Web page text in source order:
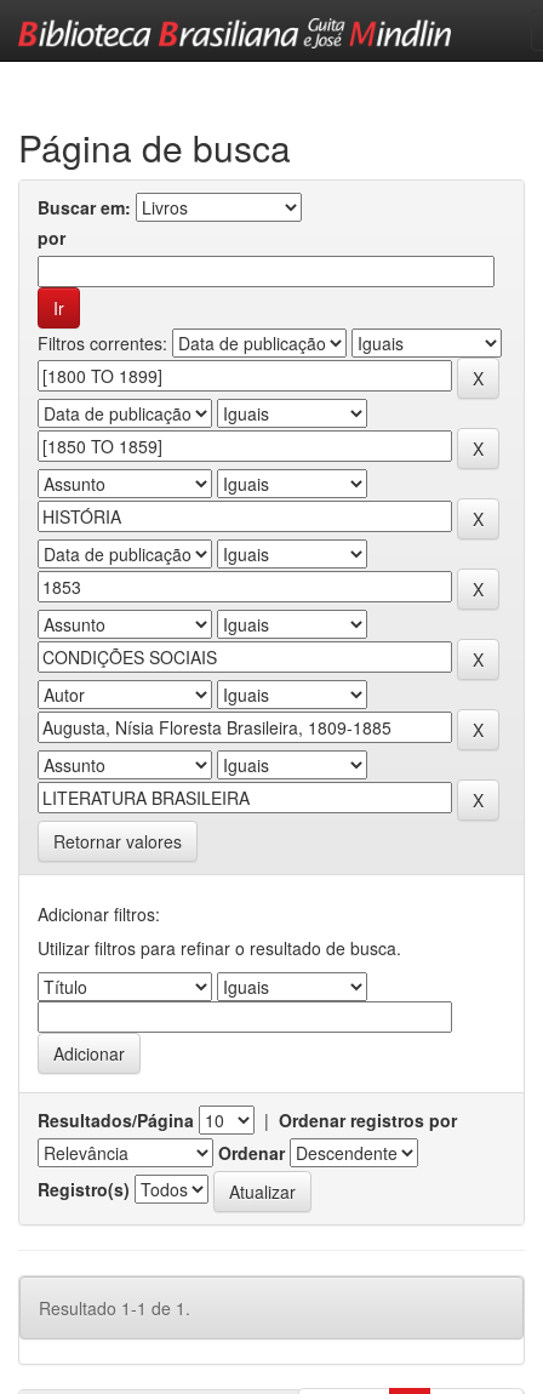
Página de busca
Buscar em:
por
Filtros correntes:
Retornar valores
Adicionar filtros:
Utilizar filtros para refinar o resultado de busca.
Resultados/Página | Ordenar registros por
Ordenar
Registro(s)
Resultado 1-1 de 1.